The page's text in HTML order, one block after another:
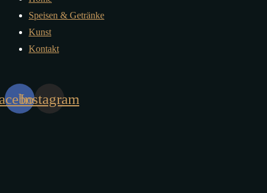
Speisen & Getränke
Kunst
Kontakt
Instagram